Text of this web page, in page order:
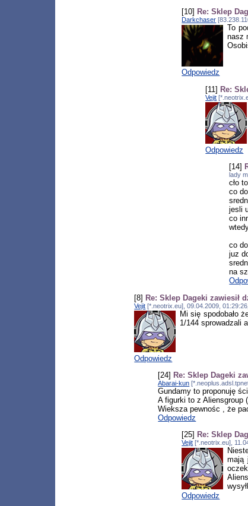
[10] Re: Sklep
Darkchaser
To
nasz
Odpowiedz
[11] Re:
Vejit
Odpowiedz
[14]
lady
cło
co
jesli
co
co
juz
na
[8] Re: Sklep Dageki zawiesił
Vejit [*.neotrix.eu], 09.04.2009,
Mi się spodobało
1/144 sprowadzali
Odpowiedz
[24] Re: Sklep Dageki
Abarai-kun
Gundamy to proponuję
A figurki to z Aliensgroup
Wieksza pewnośc , że
Odpowiedz
[25] Re: Sklep
Vejit [*.neotrix.eu],
mają
Odpowiedz